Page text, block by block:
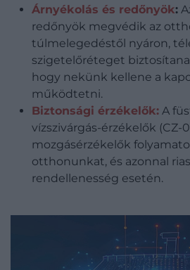
Árnyékolás és redőnyök:
redőnyök megvédik az
túlmelegedéstől nyáron,
szigetelőréteget
hogy nekünk kellene a
működtetni.
Biztonsági érzékelők: A
vízszivárgás-érzékelők (CZ-
mozgásérzékelők
otthonunkat, és azonnal
rendellenesség esetén.